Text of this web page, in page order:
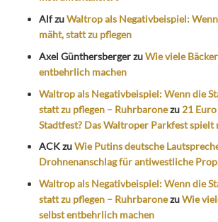
AlfzuWaltrop als Negativbeispiel:
mäht, statt zu pflegen
Axel GünthersbergerzuWie viele
entbehrlich machen
Waltrop als Negativbeispiel: Wenn die
statt zu pflegen – Ruhrbaronezu 21
Stadtfest? Das Waltroper Parkfest spielt
ACKzuWie Putins deutsche
Drohnenanschlag für antiwestliche
Waltrop als Negativbeispiel: Wenn die
statt zu pflegen – RuhrbaronezuWie
selbst entbehrlich machen